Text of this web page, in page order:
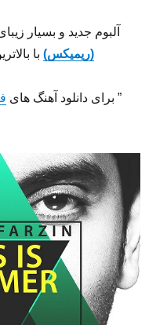
آلبوم جدید و بسیار
(ریمیکس) با
” برای دانلود آهنگ های